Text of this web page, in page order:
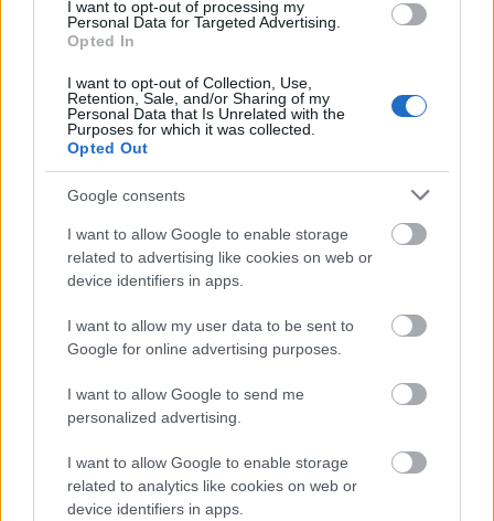
I want to opt-out of processing my
Personal Data for Targeted Advertising.
Opted In
I want to opt-out of Collection, Use,
Retention, Sale, and/or Sharing of my
Personal Data that Is Unrelated with the
Purposes for which it was collected.
Opted Out
Google consents
I want to allow Google to enable storage
related to advertising like cookies on web or
device identifiers in apps.
I want to allow my user data to be sent to
Google for online advertising purposes.
I want to allow Google to send me
personalized advertising.
I want to allow Google to enable storage
related to analytics like cookies on web or
device identifiers in apps.
azt hittem, a falun belül teszünk bele egy extra kört,
vagy ilyesmi. De nem, örömmel közölték, hogy én
vagyok az első női befutó, amikor még csak 18,69
km-t jelzett az órám. Őszintén szólva nem is bántam
annyira, bár, ha tudom, hogy ez a vége, lehet, hogy
jobban belehúztam volna az utolsó 1-2 km-en. De
sebaj, így is elég eufórikus hangulatba kerültem.
Nem a győzelem miatt, hanem mert az egész baromi
jó volt. Viszont elkezdtem fázni a vizes cuccban, és
Karesznél volt a kocsikulcs. Általában, amire ő beér,
addigra én már azt is elfelejtem, hogy versenyen
voltam (na jó, kis túlzással :-)), ez esetben azonban 7
perccel utánam ő is befutottt! Először azt hittem,
valami hasonmása jön, de meg kellett győződnöm
róla, hogy az tempós csávó az én férjem. :-) Így
nemcsak száraz ruhához sikerült jutnom, hanem
büszkeség-érzethez is, amit a férjem teljesítménye
Megvártuk az eredményhirdetést, ahol igaz, csak
kategória-győztesként állhattam dobogóra, de ettől